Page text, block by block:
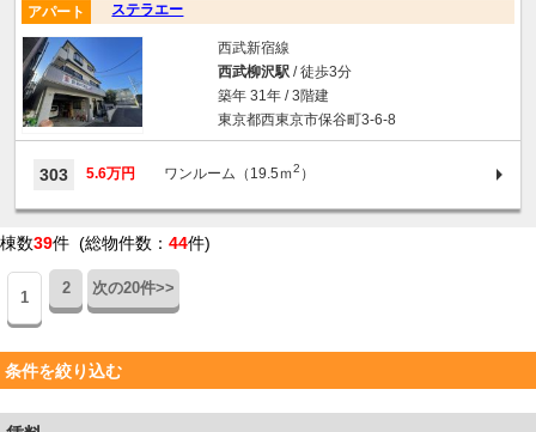
ステラエー
アパート
西武新宿線
西武柳沢駅/ 徒歩3分
築年 31年 / 3階建
東京都西東京市保谷町3-6-8
303 5.6万円 ワンルーム（19.5ｍ2 ）
棟数39件 (総物件数： 44件)
1
2 次の20件>>
条件を絞り込む